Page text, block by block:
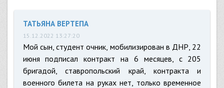
ТАТЬЯНА ВЕРТЕПА
15.12.2022 13:27:20
Мой сын, студент очник, мобилизирован в ДНР, 22
июня подписал контракт на 6 месяцев, с 205
бригадой, ставропольский край, контракта и
военного билета на руках нет, только временное